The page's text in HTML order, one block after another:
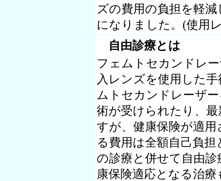
ズの費用の負担を軽
になりました。(使用
自由診療とは
フェムトセカンドレ
入レンズを使用した
ムトセカンドレーザ
術が受けられたり、
すが、健康保険が適
る費用は全額自己負
の診療と併せて自由
康保険適応となる治